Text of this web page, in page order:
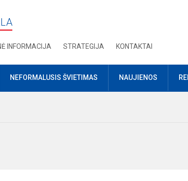
INFORMACIJA STRATEGIJA KONTAKTAI
NEFORMALUSIS ŠVIETIMAS NAUJIENOS